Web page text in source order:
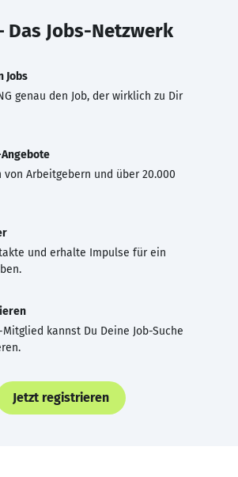
Das Jobs-Netzwerk
Jobs
genau den Job, der wirklich zu Dir
von Arbeitgebern und über 20.000
und erhalte Impulse für ein
kannst Du Deine Job-Suche
Jetzt registrieren